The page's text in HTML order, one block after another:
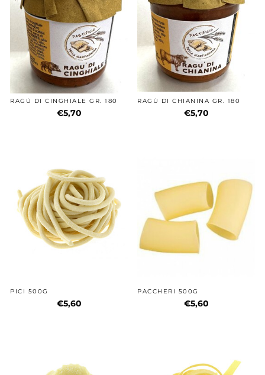
RAGÙ DI CINGHIALE GR. 180
€5,70
RAGÙ DI CHIANINA GR. 180
€5,70
PICI 500G
€5,60
PACCHERI 500G
€5,60